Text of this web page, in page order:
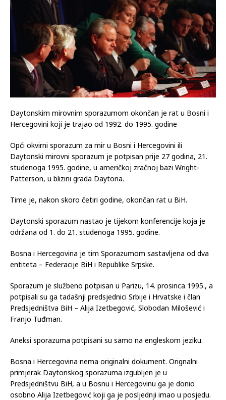
Daytonskim mirovnim sporazumom okončan je rat u Bosni i
Hercegovini koji je trajao od 1992. do 1995. godine
Opći okvirni sporazum za mir u Bosni i Hercegovini ili
Daytonski mirovni sporazum je potpisan prije 27 godina, 21.
studenoga 1995. godine, u američkoj zračnoj bazi Wright-
Patterson, u blizini grada Daytona.
Time je, nakon skoro četiri godine, okončan rat u BiH.
Daytonski sporazum nastao je tijekom konferencije koja je
održana od 1. do 21. studenoga 1995. godine.
Bosna i Hercegovina je tim Sporazumom sastavljena od dva
entiteta – Federacije BiH i Republike Srpske.
Sporazum je službeno potpisan u Parizu, 14. prosinca 1995., a
potpisali su ga tadašnji predsjednici Srbije i Hrvatske i član
Predsjedništva BiH – Alija Izetbegović, Slobodan Milošević i
Franjo Tuđman.
Aneksi sporazuma potpisani su samo na engleskom jeziku.
Bosna i Hercegovina nema originalni dokument. Orignalni
primjerak Daytonskog sporazuma izgubljen je u
Predsjedništvu BiH, a u Bosnu i Hercegovinu ga je donio
osobno Alija Izetbegović koji ga je posljednji imao u posjedu.